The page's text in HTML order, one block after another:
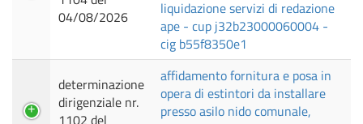
04/08/2026
liquidazione servizi di redazione
ape - cup j32b23000060004 -
cig b55f8350e1
determinazione
dirigenziale nr.
1102 del
affidamento fornitura e posa in
opera di estintori da installare
presso asilo nido comunale,